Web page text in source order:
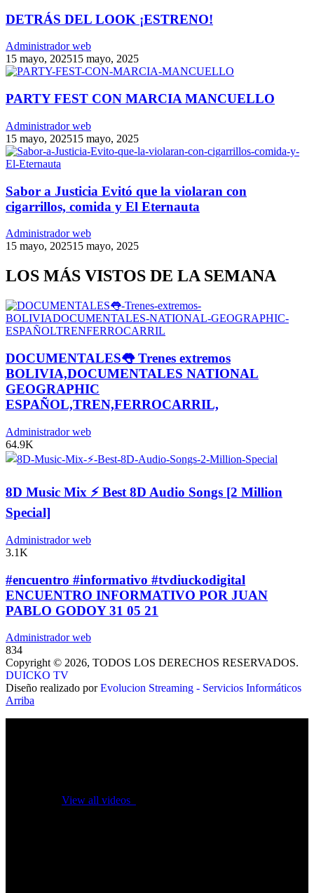
DETRÁS DEL LOOK ¡ESTRENO!
Administrador web
15 mayo, 202515 mayo, 2025
PARTY FEST CON MARCIA MANCUELLO
Administrador web
15 mayo, 202515 mayo, 2025
Sabor a Justicia Evitó que la violaran con
cigarrillos, comida y El Eternauta
Administrador web
15 mayo, 202515 mayo, 2025
LOS MÁS VISTOS DE LA SEMANA
DOCUMENTALES👅 Trenes extremos
BOLIVIA,DOCUMENTALES NATIONAL
GEOGRAPHIC
ESPAÑOL,TREN,FERROCARRIL,
Administrador web
64.9K
8D Music Mix ⚡ Best 8D Audio Songs [2 Million
Special]
Administrador web
3.1K
#encuentro #informativo #tvdiuckodigital
ENCUENTRO INFORMATIVO POR JUAN
PABLO GODOY 31 05 21
Administrador web
834
Copyright © 2026, TODOS LOS DERECHOS RESERVADOS.
DUICKO TV
Diseño realizado porEvolucion Streaming - Servicios Informáticos
Arriba
View all videos